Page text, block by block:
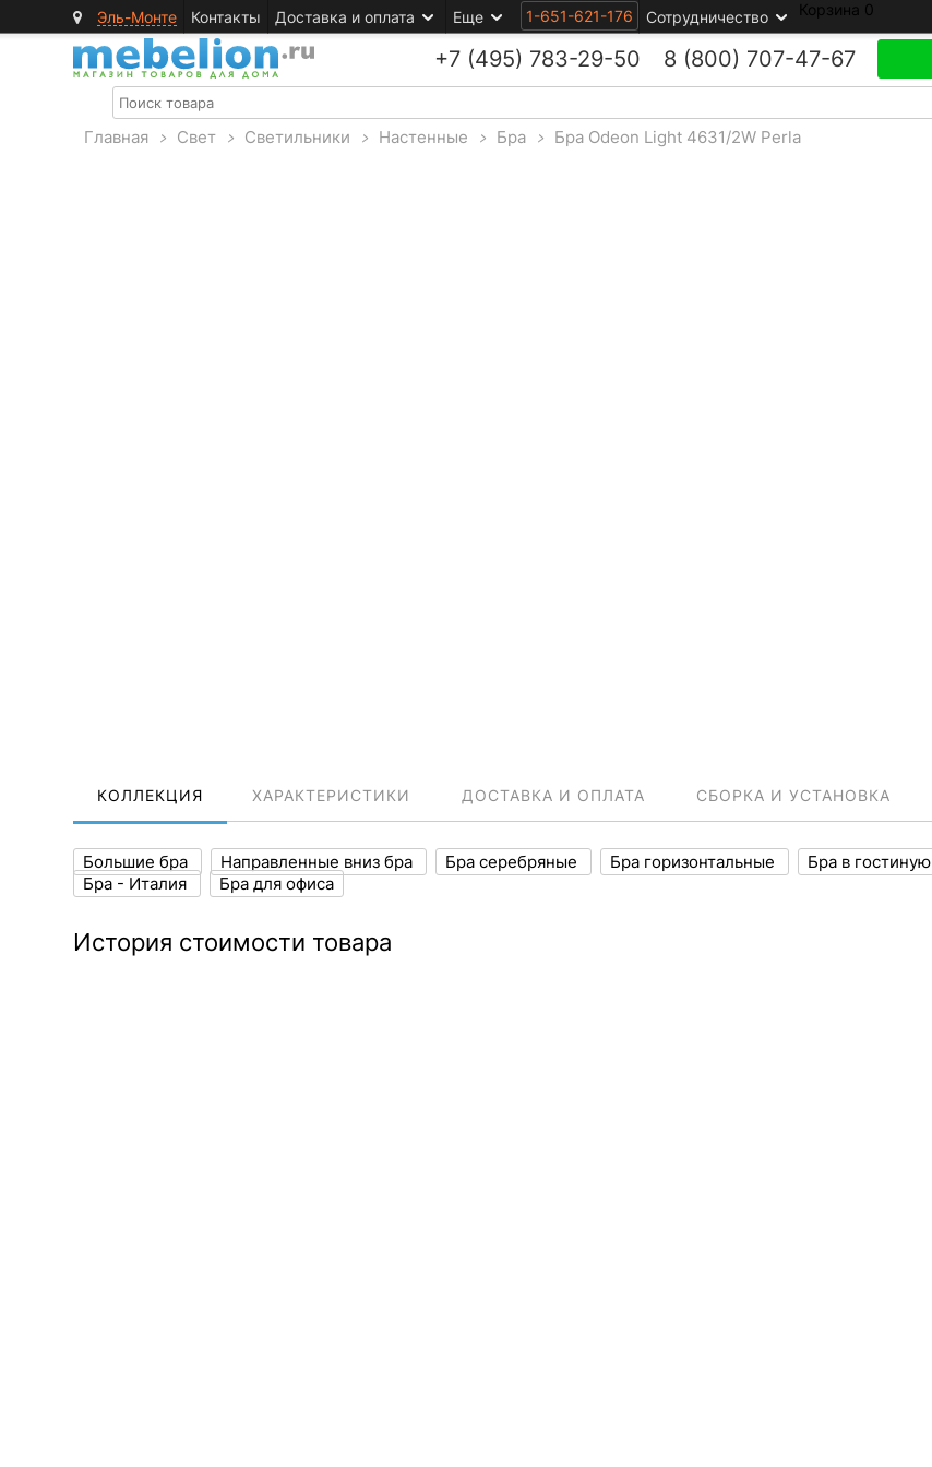
Эль-Монте Контакты Доставка и оплата Еще 1-651-621-176 Сотрудничество Корзина 0
+7 (495) 783-29-50 8 (800) 707-47-67
Главная > Свет > Светильники > Настенные > Бра > Бра Odeon Light 4631/2W Perla
КОЛЛЕКЦИЯ ХАРАКТЕРИСТИКИ ДОСТАВКА И ОПЛАТА СБОРКА И УСТАНОВКА
Большие бра Направленные вниз бра Бра серебряные Бра горизонтальные Бра в гостиную
Бра - Италия
Бра для офиса
История стоимости товара